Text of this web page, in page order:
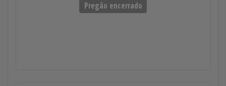
Pregão encerrado